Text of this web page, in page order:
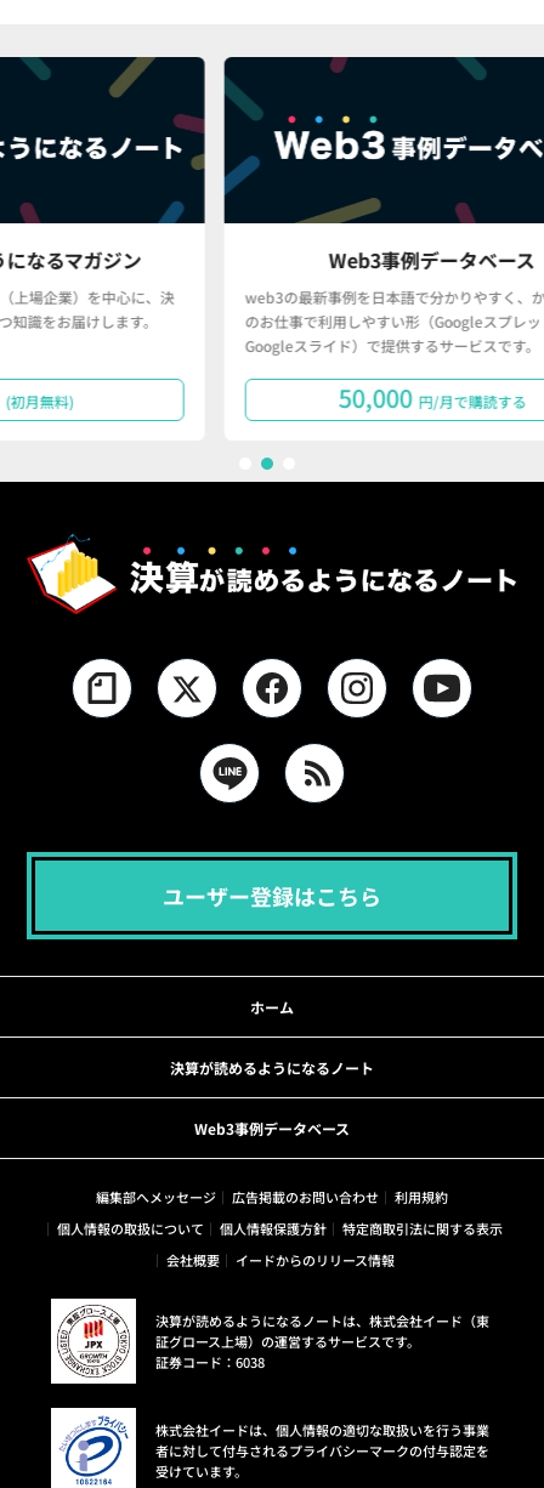
に、決
す。
Web3事例データベース
web3の最新事例を日本語で分かりやすく、かつ、皆さん
のお仕事で利用しやすい形（Googleスプレッドシート・
Googleスライド）で提供するサービスです。
円/月で購読する
ユーザー登録はこちら
ホーム
決算が読めるようになるノート
Web3事例データベース
編集部へメッセージ 広告掲載のお問い合わせ
利用規約
個人情報の取扱について
個人情報保護方針
特定商取引法に関する表示
会社概要
イードからのリリース情報
決算が読めるようになるノートは、株式会社イード（東
証グロース上場）の運営するサービスです。
証券コード：6038
株式会社イードは、個人情報の適切な取扱いを行う事業
者に対して付与されるプライバシーマークの付与認定を
受けています。